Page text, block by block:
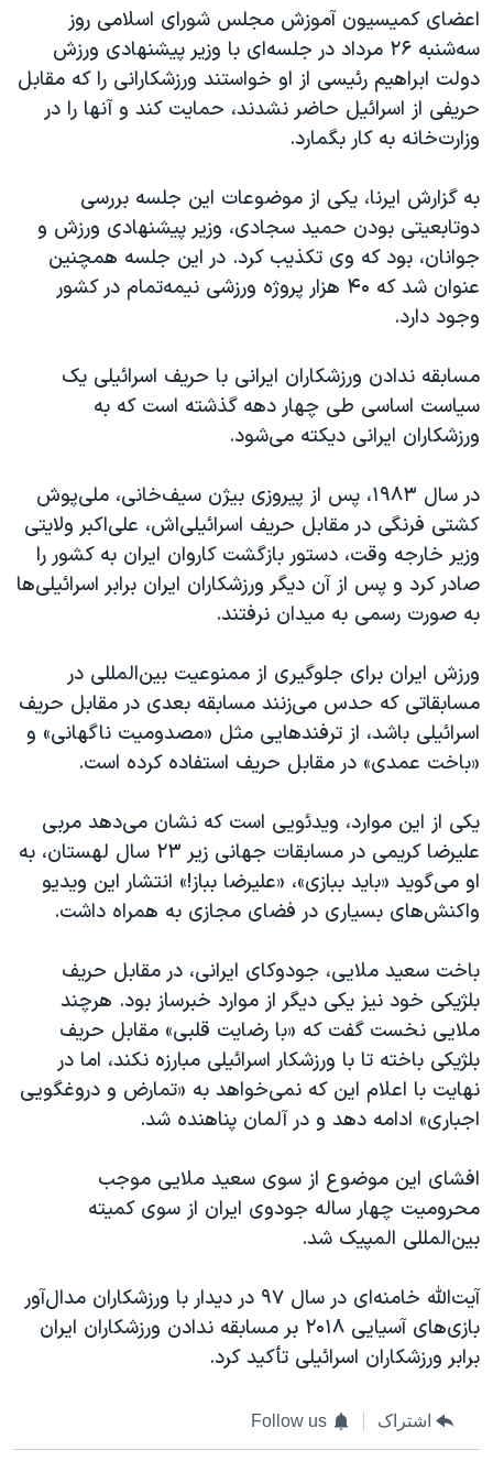
دادگاه حمید نوری
چهل سال گروگان‌گیری
قانون شفافیت دارائی کادر رهبری ایران
اعتراضات مردمی آبان ۹۸
نرگس محمدی برنده جایزه نوبل صلح
همایش محافظه‌کاران آمریکا «سی‌پک»
صفحه‌های ویژه
اعضای کمیسیون آموزش مجلس شورای اسلامی روز
سه‌شنبه ۲۶ مرداد در جلسه‌ای با وزیر پیشنهادی ورزش
دولت ابراهیم رئیسی از او خواستند ورزشکارانی را که مقابل
حریفی از اسرائیل حاضر نشدند، حمایت کند و آنها را در
وزارت‌خانه به کار بگمارد.
به گزارش ایرنا، یکی از موضوعات این جلسه بررسی
دوتابعیتی بودن حمید سجادی، وزیر پیشنهادی ورزش و
جوانان، بود که وی تکذیب کرد. در این جلسه همچنین
عنوان شد که ۴۰ هزار پروژه ورزشی نیمه‌تمام در کشور
وجود دارد.
مسابقه ندادن ورزشکاران ایرانی با حریف اسرائیلی یک
سیاست اساسی طی چهار دهه گذشته است که به
ورزشکاران ایرانی دیکته می‌شود.
در سال ۱۹۸۳، پس از پیروزی بیژن سیف‌خانی، ملی‌پوش
کشتی فرنگی در مقابل حریف اسرائیلی‌اش، علی‌اکبر ولایتی
وزیر خارجه وقت، دستور بازگشت کاروان ایران به کشور را
صادر کرد و پس از آن دیگر ورزشکاران ایران برابر اسرائیلی‌ها
به صورت رسمی به میدان نرفتند.
ورزش ایران برای جلوگیری از ممنوعیت بین‌المللی در
مسابقاتی که حدس می‌زنند مسابقه بعدی‌ در مقابل حریف
اسرائیلی باشد، از ترفندهایی مثل «مصدومیت ناگهانی» و
«باخت عمدی» در مقابل حریف استفاده کرده است.
یکی از این موارد، ویدئویی است که نشان می‌دهد مربی
علیرضا کریمی در مسابقات جهانی زیر ۲۳ سال لهستان، به
او می‌گوید «باید ببازی»، «علیرضا بباز!» انتشار این ویدیو
واکنش‌های بسیاری در فضای مجازی به همراه داشت.
باخت سعید ملایی، جودوکای ایرانی، در مقابل حریف
بلژیکی خود نیز یکی دیگر از موارد خبرساز بود. هرچند
ملایی نخست گفت که «با رضایت قلبی» مقابل حریف
بلژیکی باخته تا با ورزشکار اسرائیلی مبارزه نکند، اما در
نهایت با اعلام این که نمی‌خواهد به «تمارض و دروغگویی
اجباری» ادامه دهد و در آلمان پناهنده شد.
افشای این موضوع از سوی سعید ملایی موجب
محرومیت چهار ساله جودوی ایران از سوی کمیته
بین‌المللی المپیک شد.
آیت‌الله خامنه‌ای در سال ۹۷ در دیدار با ورزشکاران مدال‌آور
بازی‌های آسیایی ۲۰۱۸ بر مسابقه ندادن ورزشکاران ایران
برابر ورزشکاران اسرائیلی تأکید کرد.
اشتراک Follow us